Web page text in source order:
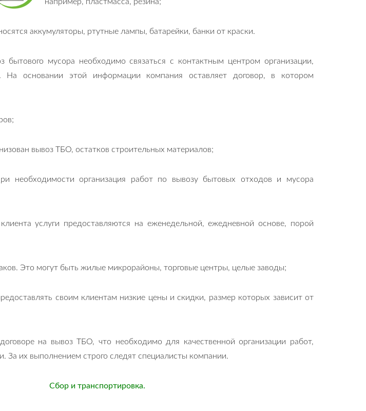
аккумуляторы, ртутные лампы, батарейки, банки от краски.
бытового мусора необходимо связаться с контактным центром организации,
основании этой информации компания оставляет договор, в котором
вывоз ТБО, остатков строительных материалов;
необходимости организация работ по вывозу бытовых отходов и мусора
услуги предоставляются на еженедельной, ежедневной основе, порой
Это могут быть жилые микрорайоны, торговые центры, целые заводы;
своим клиентам низкие цены и скидки, размер которых зависит от
на вывоз ТБО, что необходимо для качественной организации работ,
За их выполнением строго следят специалисты компании.
Сбор и транспортировка.